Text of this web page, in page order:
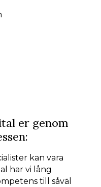
er genom
kan vara
har vi lång
till såväl